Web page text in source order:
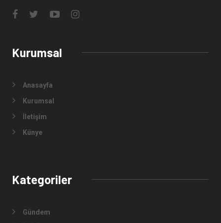
Kurumsal
Anasayfa
Kurumsal
İletişim
Künye
Kategoriler
Gündem